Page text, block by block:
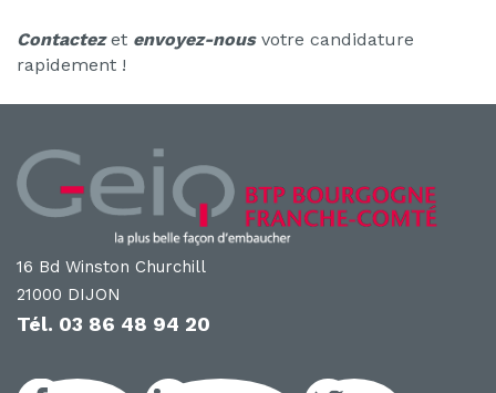
Contactezet envoyez-nousvotre candidature
rapidement !
16 Bd Winston Churchill
21000 DIJON
Tél. 03 86 48 94 20